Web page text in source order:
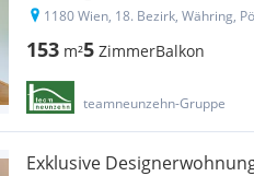
1180 Wien, 18. Bezirk, Währing,
153 m²5 ZimmerBalkon
teamneunzehn-Gruppe
Exklusive